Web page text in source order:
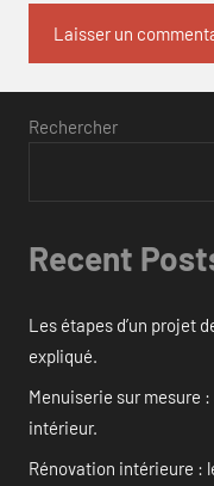
Rechercher
Recent
Les étapes d’un projet
expliqué.
Menuiserie sur mesure
intérieur.
Rénovation intérieure :